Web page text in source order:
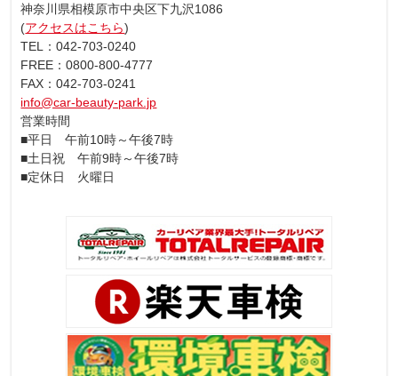
神奈川県相模原市中央区下九沢1086
(アクセスはこちら)
TEL：042-703-0240
FREE：0800-800-4777
FAX：042-703-0241
info@car-beauty-park.jp
営業時間
■平日 午前10時～午後7時
■土日祝 午前9時～午後7時
■定休日 火曜日